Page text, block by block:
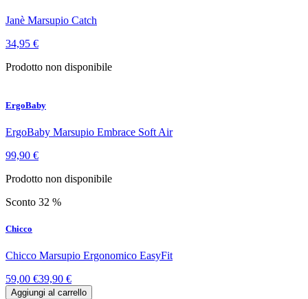
Janè Marsupio Catch
34,95 €
Prodotto non disponibile
ErgoBaby
ErgoBaby Marsupio Embrace Soft Air
99,90 €
Prodotto non disponibile
Sconto 32 %
Chicco
Chicco Marsupio Ergonomico EasyFit
59,00 €39,90 €
Aggiungi al carrello